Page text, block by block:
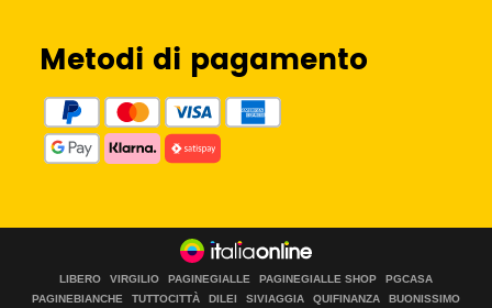
Metodi di pagamento
LIBERO VIRGILIO PAGINEGIALLE PAGINEGIALLE SHOP
PGCASA
PAGINEBIANCHE
TUTTOCITTÀ DILEI SIVIAGGIA QUIFINANZA BUONISSIMO